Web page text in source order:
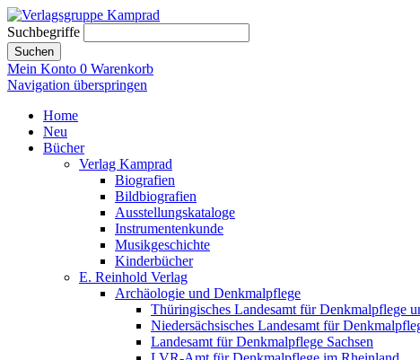
Suchbegriffe
Suchen
Mein Konto 0 Warenkorb
Navigation überspringen
Home
Neu
Bücher
Verlag Kamprad
Biografien
Bildbiografien
Ausstellungskataloge
Instrumentenkunde
Musikgeschichte
Kinderbücher
E. Reinhold Verlag
Archäologie und Denkmalpflege
Thüringisches Landesamt für Denkmalpflege
Niedersächsisches Landesamt für
Landesamt für Denkmalpflege Sachsen